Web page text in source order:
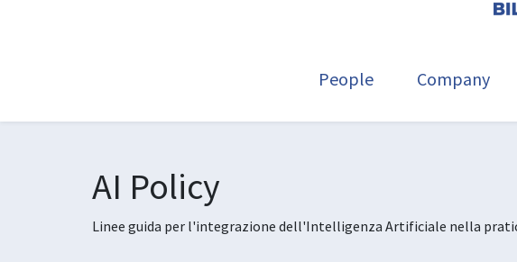
People Company
AI Policy
Linee guida per l'integrazione dell'Intelligenza Artificiale nella